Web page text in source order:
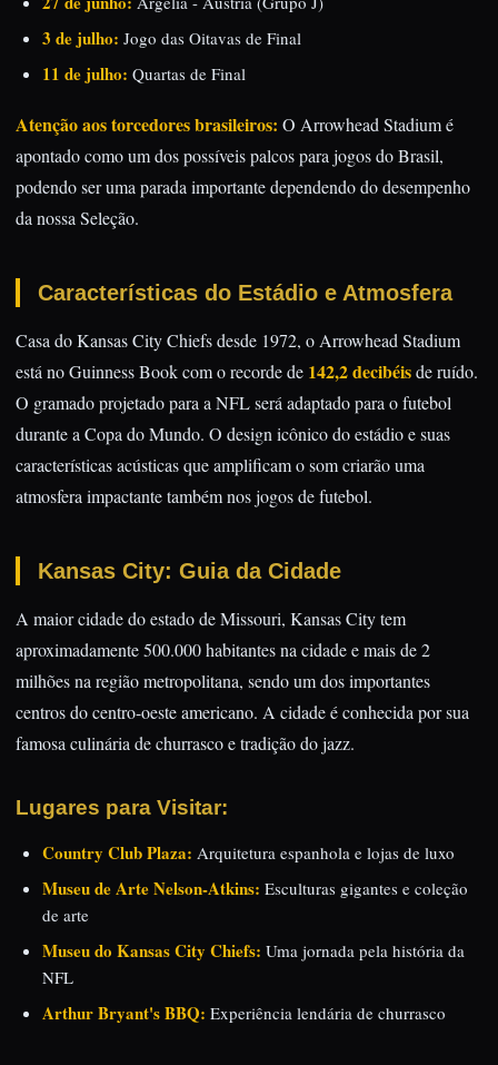
3 de julho: Jogo das Oitavas de Final
11 de julho: Quartas de Final
Atenção aos torcedores brasileiros: O Arrowhead Stadium é
apontado como um dos possíveis palcos para jogos do Brasil,
podendo ser uma parada importante dependendo do desempenho
da nossa Seleção.
Características do Estádio e Atmosfera
Casa do Kansas City Chiefs desde 1972, o Arrowhead Stadium
está no Guinness Book com o recorde de 142,2 decibéisde ruído.
O gramado projetado para a NFL será adaptado para o futebol
durante a Copa do Mundo. O design icônico do estádio e suas
características acústicas que amplificam o som criarão uma
atmosfera impactante também nos jogos de futebol.
Kansas City: Guia da Cidade
A maior cidade do estado de Missouri, Kansas City tem
aproximadamente 500.000 habitantes na cidade e mais de 2
milhões na região metropolitana, sendo um dos importantes
centros do centro-oeste americano. A cidade é conhecida por sua
famosa culinária de churrasco e tradição do jazz.
Lugares para Visitar:
Country Club Plaza: Arquitetura espanhola e lojas de luxo
Museu de Arte Nelson-Atkins: Esculturas gigantes e coleção
de arte
Museu do Kansas City Chiefs: Uma jornada pela história da
NFL
Arthur Bryant's BBQ: Experiência lendária de churrasco